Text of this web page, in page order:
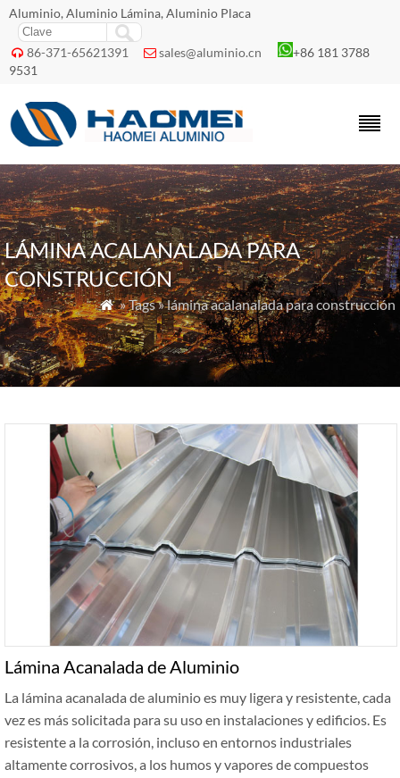
Aluminio, Aluminio Lámina, Aluminio Placa
 86-371-65621391  sales@aluminio.cn
+86 181 3788
9531
LÁMINA ACALANALADA PARA
CONSTRUCCIÓN
 » Tags » lámina acalanalada para construcción
Lámina Acanalada de Aluminio
La lámina acanalada de aluminio es muy ligera y resistente, cada
vez es más solicitada para su uso en instalaciones y edificios. Es
resistente a la corrosión, incluso en entornos industriales
altamente corrosivos, a los humos y vapores de compuestos